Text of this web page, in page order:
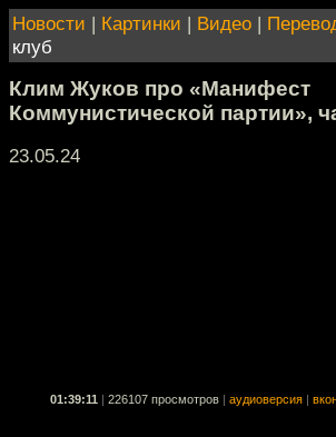
Новости | Картинки | Видео |
клуб
Клим Жуков про «Манифест
Коммунистической партии»,
23.05.24
01:39:11 226107 просмотров аудиоверсия